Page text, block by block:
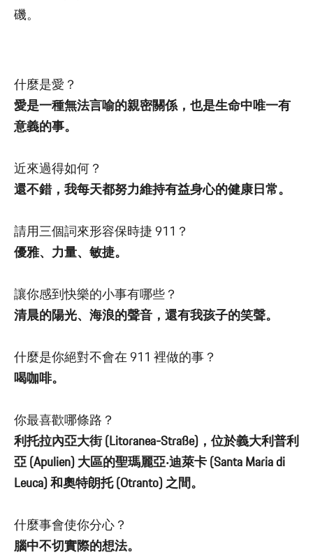
磯。
什麼是愛？
愛是一種無法言喻的親密關係，也是生命中唯一有
意義的事。
近來過得如何？
還不錯，我每天都努力維持有益身心的健康日常。
請用三個詞來形容保時捷 911？
優雅、力量、敏捷。
讓你感到快樂的小事有哪些？
清晨的陽光、海浪的聲音，還有我孩子的笑聲。
什麼是你絕對不會在 911 裡做的事？
喝咖啡。
你最喜歡哪條路？
利托拉內亞大街 (Litoranea-Straße)，位於義大利普利
亞 (Apulien) 大區的聖瑪麗亞‧迪萊卡 (Santa Maria di
Leuca) 和奧特朗托 (Otranto) 之間。
什麼事會使你分心？
腦中不切實際的想法。